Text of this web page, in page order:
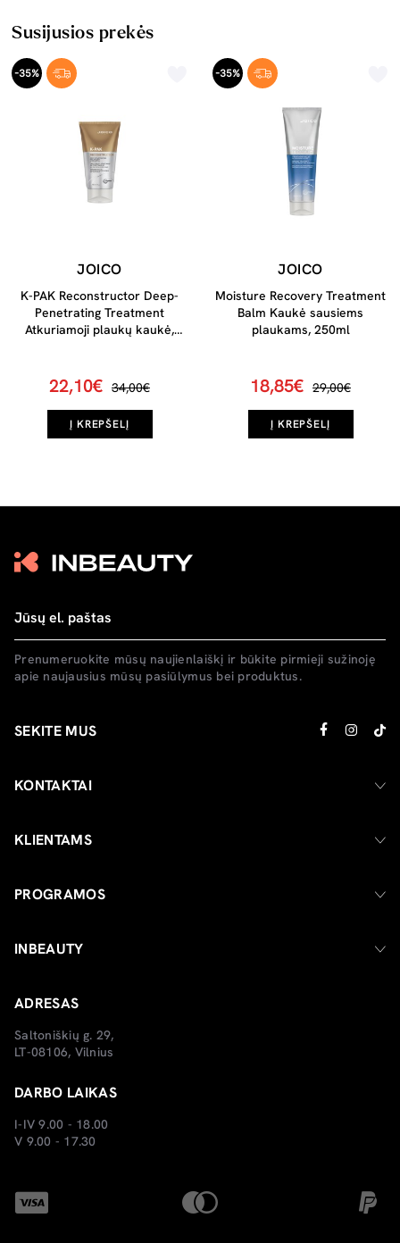
Susijusios prekės
-35%
JOICO
K-PAK Reconstructor Deep-
Penetrating Treatment
Atkuriamoji plaukų kaukė,
22,10€ 34,00€
Į KREPŠELĮ
-35%
JOICO
Moisture Recovery Treatment
Balm Kaukė sausiems
plaukams, 250ml
18,85€ 29,00€
Į KREPŠELĮ
Prenumeruokite mūsų naujienlaiškį ir būkite pirmieji sužinoję
apie naujausius mūsų pasiūlymus bei produktus.
SEKITE MUS
KONTAKTAI
KLIENTAMS
PROGRAMOS
INBEAUTY
ADRESAS
Saltoniškių g. 29,
LT-08106, Vilnius
DARBO LAIKAS
I-IV 9.00 - 18.00
V 9.00 - 17.30